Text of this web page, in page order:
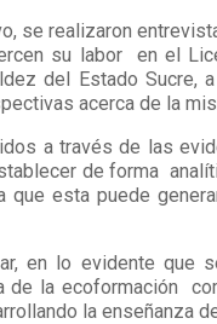
se realizaron
su labor en el
del Estado
acerca de la
a través de las
de forma
que esta puede
en lo evidente
de la ecoformación
la enseñanza